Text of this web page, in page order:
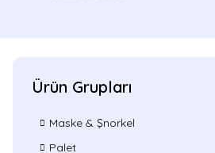
Ürün Grupları
Maske & Şnorkel
Palet